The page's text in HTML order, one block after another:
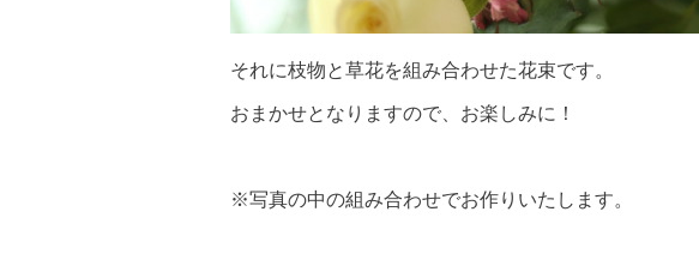
それに枝物と草花を組み合わせた花束です。
おまかせとなりますので、お楽しみに！
※写真の中の組み合わせでお作りいたします。